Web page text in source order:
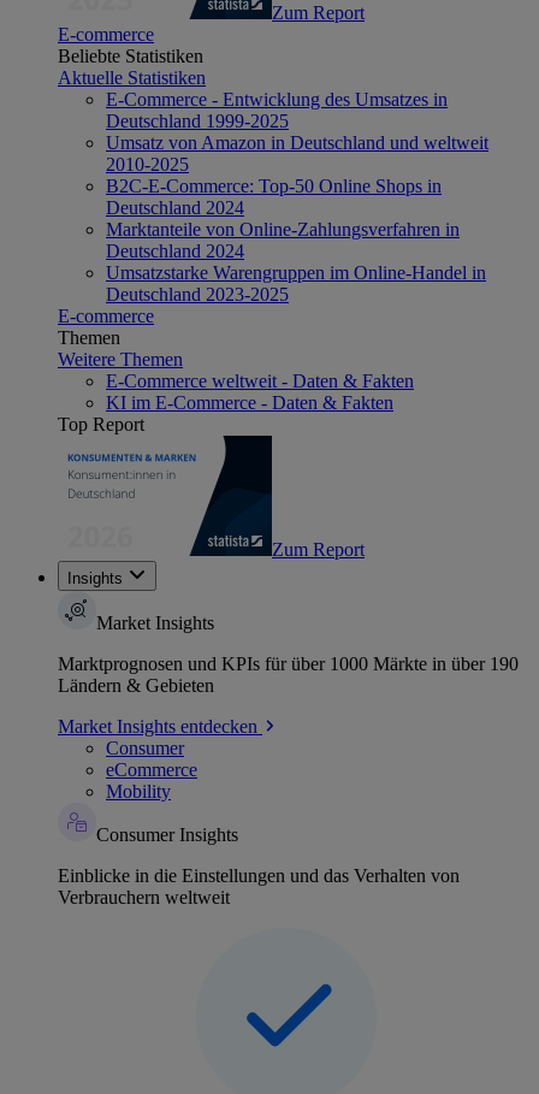
Zum Report
E-commerce
Beliebte Statistiken
Aktuelle Statistiken
E-Commerce - Entwicklung des Umsatzes in
Deutschland 1999-2025
Umsatz von Amazon in Deutschland und weltweit
2010-2025
B2C-E-Commerce: Top-50 Online Shops in
Deutschland 2024
Marktanteile von Online-Zahlungsverfahren in
Deutschland 2024
Umsatzstarke Warengruppen im Online-Handel in
Deutschland 2023-2025
E-commerce
Themen
Weitere Themen
E-Commerce weltweit - Daten & Fakten
KI im E-Commerce - Daten & Fakten
Top Report
Zum Report
Insights
Market Insights
Marktprognosen und KPIs für über 1000 Märkte in über 190
Ländern & Gebieten
Market Insights entdecken
Consumer
eCommerce
Mobility
Consumer Insights
Einblicke in die Einstellungen und das Verhalten von
Verbrauchern weltweit